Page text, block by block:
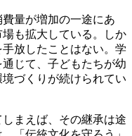
量が増加の一途にあ
も拡大している。しか
放したことはない。学
じて、子どもたちが幼
づくりが続けられてい
まえば、その継承は途